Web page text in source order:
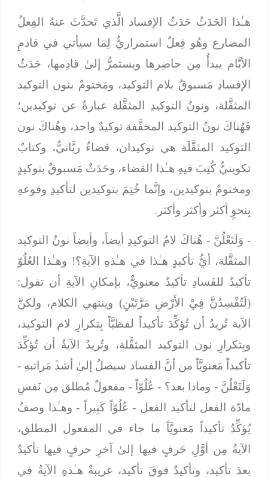
هـٰذا الحَدَثُ حَدَثُ الإفساد الَّذي تَحدَّثَ عنهُ الفِعلُ
المضارع وهُو فِعلٌ استمراريٌّ لِمَا سيأتي في قادمِ
الأيَّام يبدأُ مِن حاضِرها ويستمرُّ إلىٰ قادِمها، حَدَثُ
الإفسادِ مَسبوقٌ بلام التوكيد، ومَختومٌ بنون التوكيد
المثقَّلة، ونونُ التوكيدِ المثقَّلة عبارةٌ عن توكيدين؛
فَهُناكَ نونُ التوكيد المخفَّفة توكيدٌ واحد، وهُناكَ نون
التوكيد المثقَّلَة هي توكيدان، قضاءٌ ربَّانيٌّ، وكتابٌ
تكوينيٌّ كُتِبَ فيهِ هـٰذا القضاء، وحَدَثٌ مَسبوقٌ بتوكيدٍ
ومختومٌ بتوكيدين، وإنَّما خُتِمَ بتوكيدين لتأكيدِ وقوعهِ
بِنحوٍ أكثر وأكثر وأكثر.
-وَلَتَعْلُنَّ- هُناكَ لامُ التوكيدِ أيضاً، وأيضاً نونُ التوكيد
المثقَّلة، أيُّ تأكيدٍ هـٰذا في هـٰذهِ الآيةِ؟! وهـٰذا العُلُوّ
تأكيدٌ للفَسادِ تأكيدٌ معنويٌّ، بإمكانِ الآيةِ أن تقول:
لَتُفْسِدُنَّ فِيْ الأَرْضِ مَرَّتَيْنِ) وينتهي الكلام، ولكنَّ
الآية تُريدُ أن تُؤكِّدَ تأكيداً لفظيَّاً بِتكرارِ لام التوكيد،
وبِتكرارِ نون التوكيد المثقَّلة، وتُريدُ الآيةُ أن تُؤكِّدَ
تأكيداً مَعنويَّاً من أنَّ الفساد سيصلُ إلىٰ أشدﱢ مَراتبهِ -
وَلَتَعْلُنَّ- وماذا بعد؟ -عُلُوّاً- مفعولٌ مُطلق مِن نَفسِ
مادّة الفعل لتأكيد الفعل -عُلُوّاً كَبِيراً - وهـٰذا وصفٌ
يُؤكِّدُ تأكيداً مَعنويَّاً ما جاء في المفعول المطلق،
الآيةُ مِن أوَّلِ حَرفٍ فيها إلىٰ آخرِ حرفٍ فيها تأكيدٌ
بعدَ تأكيد، وتأكيدٌ فوقَ تأكيد، غريبةٌ هـٰذهِ الآيةُ في